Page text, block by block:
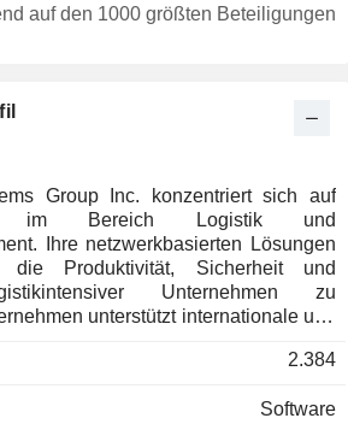
0,06 %
0,02 %
0,02 %
0,02 %
0,01 %
auf den 1000 größten Beteiligungen
Group Inc. konzentriert sich auf
im Bereich Logistik und
Ihre netzwerkbasierten Lösungen
Produktivität, Sicherheit und
Unternehmen zu
unterstützt internationale und
Global Logistics Network (GLN)
sich im GLN und arbeiten
2.384
Software